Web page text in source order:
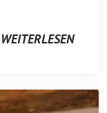
WEITERLESEN